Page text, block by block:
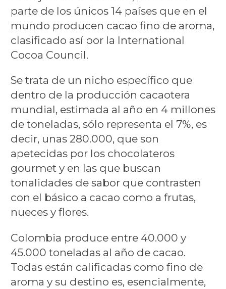
parte de los únicos 14 países que en el
mundo producen cacao fino de aroma,
clasificado así por la International
Cocoa Council.
Se trata de un nicho específico que
dentro de la producción cacaotera
mundial, estimada al año en 4 millones
de toneladas, sólo representa el 7%, es
decir, unas 280.000, que son
apetecidas por los chocolateros
gourmet y en las que buscan
tonalidades de sabor que contrasten
con el básico a cacao como a frutas,
nueces y flores.
Colombia produce entre 40.000 y
45.000 toneladas al año de cacao.
Todas están calificadas como fino de
aroma y su destino es, esencialmente,